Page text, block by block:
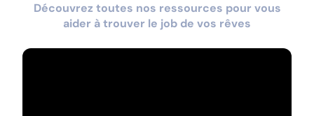
Découvrez toutes nos ressources pour vous
aider à trouver le job de vos rêves